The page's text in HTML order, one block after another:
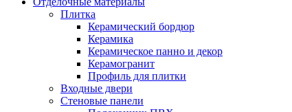
Плитка
Керамический бордюр
Керамика
Керамическое панно и декор
Керамогранит
Профиль для плитки
Входные двери
Стеновые панели